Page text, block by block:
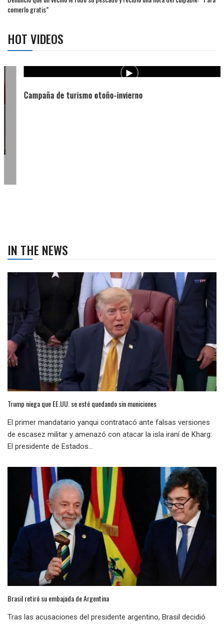
comerlo gratis”
HOT VIDEOS
Campaña de turismo otoño-invierno
IN THE NEWS
Trump niega que EE.UU. se esté quedando sin municiones
El primer mandatario yanqui contratacó ante falsas versiones
de escasez militar y amenazó con atacar la isla iraní de Kharg:
El presidente de Estados...
Brasil retiró su embajada de Argentina
Tras las acusaciones del presidente argentino, Brasil decidió